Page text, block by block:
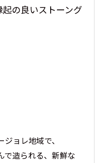
の良いストーング
ョレ地域で、
で造られる、新鮮な